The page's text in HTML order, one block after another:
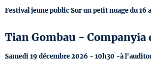
Festival jeune public Sur un petit nuage du 16
Tian Gombau - Companyia
Samedi 19 décembre 2026 - 10h30 -à